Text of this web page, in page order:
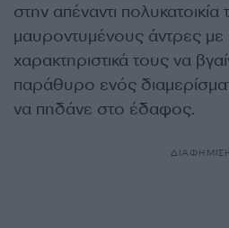
στην απέναντι πολυκατοικία
μαυροντυμένους άντρες με
χαρακτηριστικά τους να
παράθυρο ενός
να πηδάνε στο έδαφος.
ΔΙΑΦΗΜΙΣΗ